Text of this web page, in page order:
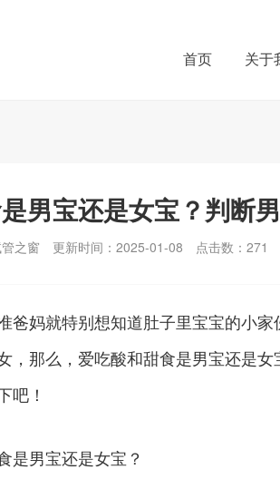
首页 关于
男宝还是女宝？判断
之窗 更新时间：2025-01-08 点击数： 271
妈就特别想知道肚子里宝宝的小家
，那么，爱吃酸和甜食是男宝还是
吧！
男宝还是女宝？